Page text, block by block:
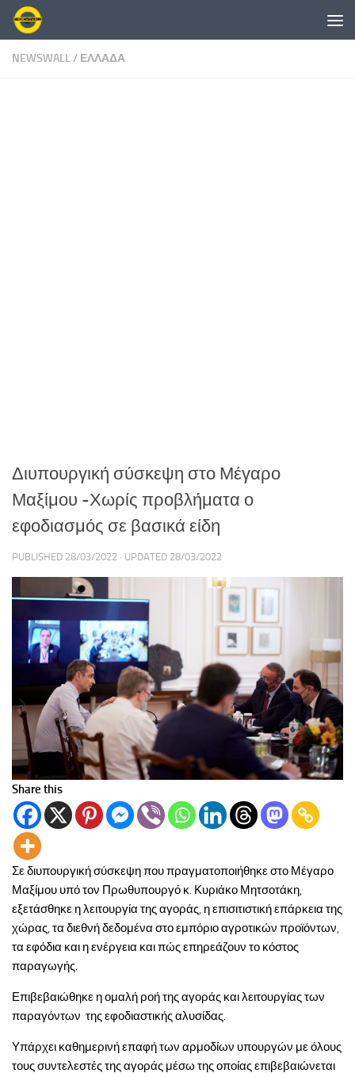
Skip to content
NEWSWALL/ ΕΛΛΑΔΑ
Διυπουργική σύσκεψη στο Μέγαρο
Μαξίμου -Χωρίς προβλήματα ο
εφοδιασμός σε βασικά είδη
PUBLISHED 28/03/2022 · UPDATED 28/03/2022
Share this
Σε διυπουργική σύσκεψη που πραγματοποιήθηκε στο Μέγαρο
Μαξίμου υπό τον Πρωθυπουργό κ. Κυριάκο Μητσοτάκη,
εξετάσθηκε η λειτουργία της αγοράς, η επισιτιστική επάρκεια της
χώρας, τα διεθνή δεδομένα στο εμπόριο αγροτικών προϊόντων,
τα εφόδια και η ενέργεια και πώς επηρεάζουν το κόστος
παραγωγής.
Επιβεβαιώθηκε η ομαλή ροή της αγοράς και λειτουργίας των
παραγόντων της εφοδιαστικής αλυσίδας.
Υπάρχει καθημερινή επαφή των αρμοδίων υπουργών με όλους
τους συντελεστές της αγοράς μέσω της οποίας επιβεβαιώνεται